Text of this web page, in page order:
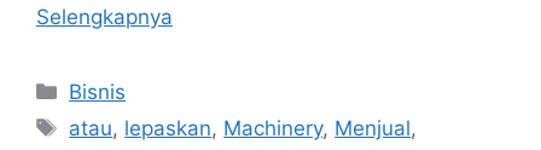
Selengkapnya
Kategori
Bisnis
Tag
atau, lepaskan, Machinery, Menjual,